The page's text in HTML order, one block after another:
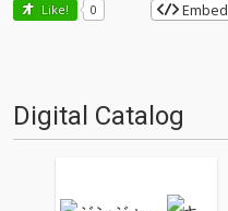
Like! 0 Embed
Digital Catalog